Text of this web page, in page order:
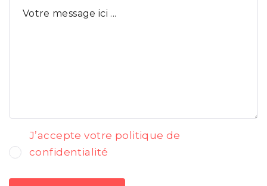
J’accepte votre politique de
confidentialité